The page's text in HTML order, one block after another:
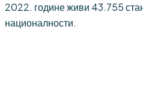
2022. године живи 43.755
националности.